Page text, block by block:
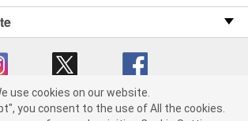
our website. By clicking "Accept", you consent
to the use of All the cookies.
O’Reilly Auto Parts v OST_3.2.0.0.729 (3) cv1361
use cookies on our website.
you consent to the use of All the cookies.